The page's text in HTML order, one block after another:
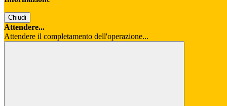
Chiudi
Attendere...
Attendere il completamento dell'operazione...